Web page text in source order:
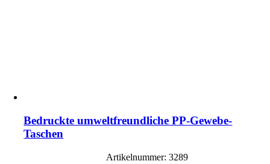
Bedruckte umweltfreundliche PP-Gewebe-
Taschen
Artikelnummer: 3289